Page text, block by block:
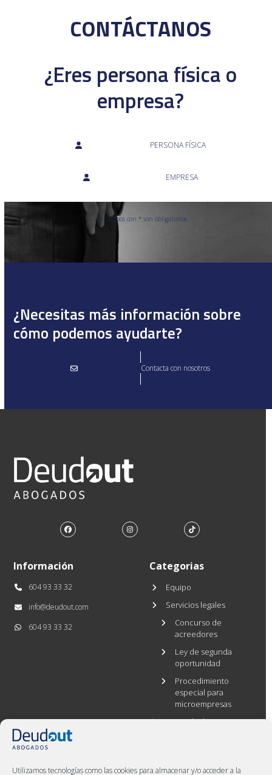
Utilizamos tecnologías como las cookies para almacenar y/o acceder a la
CONTÁCTANOS
¿Eres persona física o
empresa?
PERSONA FÍSICA
EMPRESA
Los campos con * son obligatorios
¿Necesitas más información sobre
cómo podemos ayudarte?
Contacta con nosotros
Facebook Instagram Tiktok
Información
604 93 33 32
info@deudout.com
604 93 33 32
Categorias
Equipo
Servicios legales
Concurso de
acreedores
Ley de segunda
oportunidad
Procedimiento
especial para
microempresas
Casos de éxito